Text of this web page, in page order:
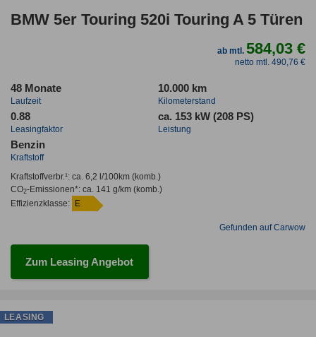
BMW 5er Touring 520i Touring A 5 Türen
ab mtl.584,03 €
netto mtl. 490,76 €
48 Monate
Laufzeit
10.000 km
Kilometerstand
0.88
Leasingfaktor
ca. 153 kW (208 PS)
Leistung
Benzin
Kraftstoff
Kraftstoffverbr.¹: ca. 6,2 l/100km(komb.)
CO2-Emissionen*: ca. 141 g/km(komb.)
Effizienzklasse:
E
Gefunden auf Carwow
Zum Leasing Angebot
LEASING